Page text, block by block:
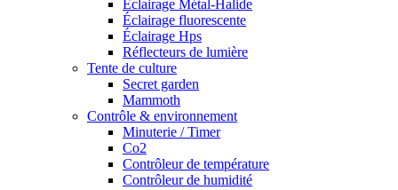
Éclairage Métal-Halide
Éclairage fluorescente
Éclairage Hps
Réflecteurs de lumière
Tente de culture
Secret garden
Mammoth
Contrôle & environnement
Minuterie / Timer
Co2
Contrôleur de température
Contrôleur de humidité